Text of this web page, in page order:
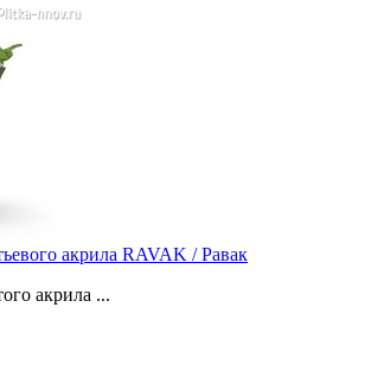
акрила RAVAK / Равак
акрила ...